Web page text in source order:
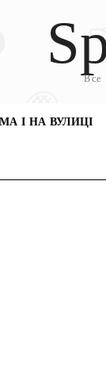
Все
І НА ВУЛИЦІ